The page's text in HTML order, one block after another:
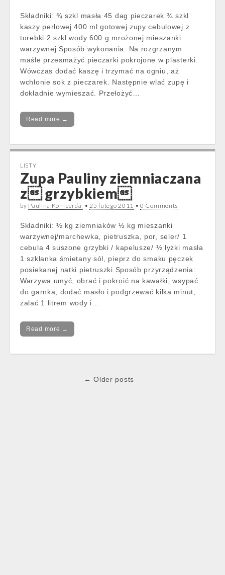
Składniki: ¾ szkl masła 45 dag pieczarek ¾ szkl
kaszy perłowej 400 ml gotowej zupy cebulowej z
torebki 2 szkl wody 600 g mrożonej mieszanki
warzywnej Sposób wykonania: Na rozgrzanym
maśle przesmażyć pieczarki pokrojone w plasterki.
Wówczas dodać kaszę i trzymać na ogniu, aż
wchłonie sok z pieczarek. Następnie wlać zupę i
dokładnie wymieszać. Przełożyć…
Read more →
LISTY
Zupa Pauliny ziemniaczana
z grzybkiem
by Paulina Komperda •25 lutego 2011 •0 Comments
Składniki: ½ kg ziemniaków ½ kg mieszanki
warzywnej/marchewka, pietruszka, por, seler/ 1
cebula 4 suszone grzybki / kapelusze/ ½ łyżki masła
1 szklanka śmietany sól, pieprz do smaku pęczek
posiekanej natki pietruszki Sposób przyrządzenia:
Warzywa umyć, obrać i pokroić na kawałki, wsypać
do garnka, dodać masło i podgrzewać kilka minut,
zalać 1 litrem wody i…
Read more →
← Older posts